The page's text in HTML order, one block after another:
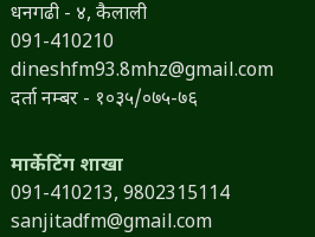
धनगढी - ४, कैलाली
091-410210
dineshfm93.8mhz@gmail.com
दर्ता नम्बर - १०३५/०७५-७६
मार्केटिंग शाखा
091-410213, 9802315114
sanjitadfm@gmail.com